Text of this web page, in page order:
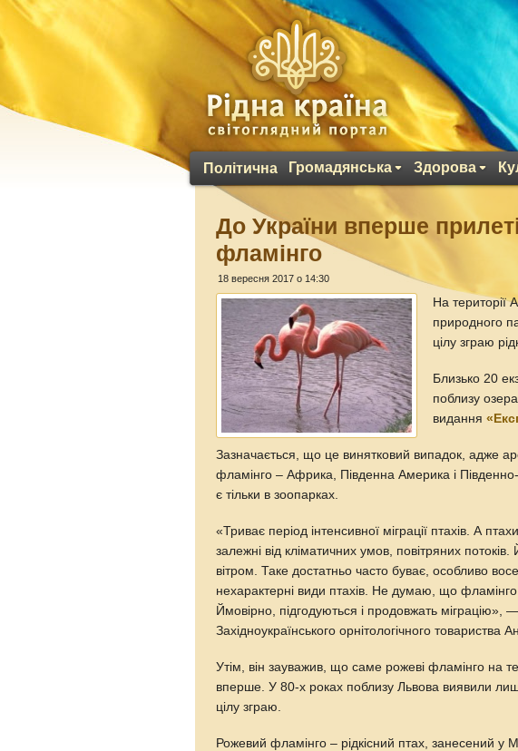
Політична Громадянська Здорова
До України вперше
фламінго
18 вересня 2017 о 14:30
На території
природного
цілу зграю
Близько 20
поблизу
видання
Зазначається, що це винятковий випадок, адже
фламінго – Африка, Південна Америка і Південно-
є тільки в зоопарках.
«Триває період інтенсивної міграції птахів. А
залежні від кліматичних умов, повітряних
вітром. Таке достатньо часто буває, особливо
нехарактерні види птахів. Не думаю, що
Ймовірно, підгодуються і продовжать міграцію»,
Західноукраїнського орнітологічного товариства
Утім, він зауважив, що саме рожеві фламінго на
вперше. У 80-х роках поблизу Львова виявили
цілу зграю.
Рожевий фламінго – рідкісний птах, занесений у